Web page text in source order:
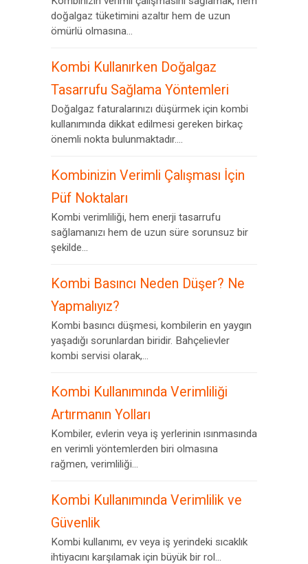
doğalgaz tüketimini azaltır hem de uzun
ömürlü olmasına...
Kombi Kullanırken Doğalgaz
Tasarrufu Sağlama Yöntemleri
Doğalgaz faturalarınızı düşürmek için kombi
kullanımında dikkat edilmesi gereken birkaç
önemli nokta bulunmaktadır....
Kombinizin Verimli Çalışması İçin
Püf Noktaları
Kombi verimliliği, hem enerji tasarrufu
sağlamanızı hem de uzun süre sorunsuz bir
şekilde...
Kombi Basıncı Neden Düşer? Ne
Yapmalıyız?
Kombi basıncı düşmesi, kombilerin en yaygın
yaşadığı sorunlardan biridir. Bahçelievler
kombi servisi olarak,...
Kombi Kullanımında Verimliliği
Artırmanın Yolları
Kombiler, evlerin veya iş yerlerinin ısınmasında
en verimli yöntemlerden biri olmasına
rağmen, verimliliği...
Kombi Kullanımında Verimlilik ve
Güvenlik
Kombi kullanımı, ev veya iş yerindeki sıcaklık
ihtiyacını karşılamak için büyük bir rol...